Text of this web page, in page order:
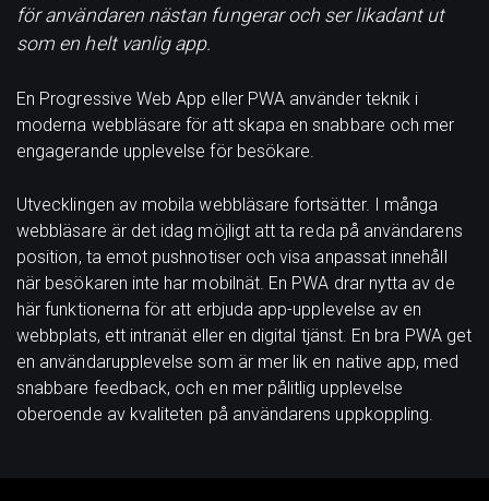
för användaren nästan fungerar och ser likadant ut
som en helt vanlig app.
En Progressive Web App eller PWA använder teknik i
moderna webbläsare för att skapa en snabbare och mer
engagerande upplevelse för besökare.
Utvecklingen av mobila webbläsare fortsätter. I många
webbläsare är det idag möjligt att ta reda på användarens
position, ta emot pushnotiser och visa anpassat innehåll
när besökaren inte har mobilnät. En PWA drar nytta av de
här funktionerna för att erbjuda app-upplevelse av en
webbplats, ett intranät eller en digital tjänst. En bra PWA get
en användarupplevelse som är mer lik en native app, med
snabbare feedback, och en mer pålitlig upplevelse
oberoende av kvaliteten på användarens uppkoppling.